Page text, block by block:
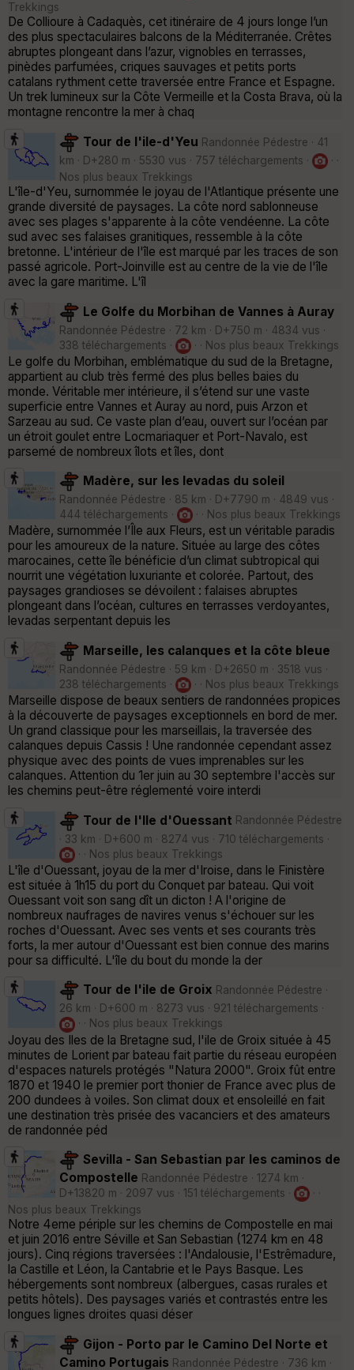
Trekkings
De Collioure à Cadaquès, cet itinéraire de 4 jours longe l’un
des plus spectaculaires balcons de la Méditerranée. Crêtes
abruptes plongeant dans l’azur, vignobles en terrasses,
pinèdes parfumées, criques sauvages et petits ports
catalans rythment cette traversée entre France et Espagne.
Un trek lumineux sur la Côte Vermeille et la Costa Brava, où la
montagne rencontre la mer à chaq
Tour de l'ile-d'Yeu Randonnée Pédestre · 41
km · D+280 m · 5530 vus · 757 téléchargements ·
· ·
Nos plus beaux Trekkings
L'île-d'Yeu, surnommée le joyau de l'Atlantique présente une
grande diversité de paysages. La côte nord sablonneuse
avec ses plages s'apparente à la côte vendéenne. La côte
sud avec ses falaises granitiques, ressemble à la côte
bretonne. L'intérieur de l'île est marqué par les traces de son
passé agricole. Port-Joinville est au centre de la vie de l'île
avec la gare maritime. L'îl
Le Golfe du Morbihan de Vannes à Auray
Randonnée Pédestre · 72 km · D+750 m · 4834 vus ·
338 téléchargements ·
· · Nos plus beaux Trekkings
Le golfe du Morbihan, emblématique du sud de la Bretagne,
appartient au club très fermé des plus belles baies du
monde. Véritable mer intérieure, il s’étend sur une vaste
superficie entre Vannes et Auray au nord, puis Arzon et
Sarzeau au sud. Ce vaste plan d’eau, ouvert sur l’océan par
un étroit goulet entre Locmariaquer et Port-Navalo, est
parsemé de nombreux îlots et îles, dont
Madère, sur les levadas du soleil
Randonnée Pédestre · 85 km · D+7790 m · 4849 vus ·
444 téléchargements ·
· · Nos plus beaux Trekkings
Madère, surnommée l’Île aux Fleurs, est un véritable paradis
pour les amoureux de la nature. Située au large des côtes
marocaines, cette île bénéficie d’un climat subtropical qui
nourrit une végétation luxuriante et colorée. Partout, des
paysages grandioses se dévoilent : falaises abruptes
plongeant dans l’océan, cultures en terrasses verdoyantes,
levadas serpentant depuis les
Marseille, les calanques et la côte bleue
Randonnée Pédestre · 59 km · D+2650 m · 3518 vus ·
238 téléchargements ·
· · Nos plus beaux Trekkings
Marseille dispose de beaux sentiers de randonnées propices
à la découverte de paysages exceptionnels en bord de mer.
Un grand classique pour les marseillais, la traversée des
calanques depuis Cassis ! Une randonnée cependant assez
physique avec des points de vues imprenables sur les
calanques. Attention du 1er juin au 30 septembre l'accès sur
les chemins peut-être réglementé voire interdi
Tour de l'Ile d'Ouessant Randonnée Pédestre
· 33 km · D+600 m · 8274 vus · 710 téléchargements ·
· · Nos plus beaux Trekkings
L'île d'Ouessant, joyau de la mer d'Iroise, dans le Finistère
est située à 1h15 du port du Conquet par bateau. Qui voit
Ouessant voit son sang dît un dicton ! A l'origine de
nombreux naufrages de navires venus s'échouer sur les
roches d'Ouessant. Avec ses vents et ses courants très
forts, la mer autour d'Ouessant est bien connue des marins
pour sa difficulté. L'île du bout du monde la der
Tour de l'ile de Groix Randonnée Pédestre ·
26 km · D+600 m · 8273 vus · 921 téléchargements ·
· · Nos plus beaux Trekkings
Joyau des Iles de la Bretagne sud, l'ile de Groix située à 45
minutes de Lorient par bateau fait partie du réseau européen
d'espaces naturels protégés "Natura 2000". Groix fût entre
1870 et 1940 le premier port thonier de France avec plus de
200 dundees à voiles. Son climat doux et ensoleillé en fait
une destination très prisée des vacanciers et des amateurs
de randonnée péd
Sevilla - San Sebastian par les caminos de
Compostelle Randonnée Pédestre · 1274 km ·
D+13820 m · 2097 vus · 151 téléchargements ·
· ·
Nos plus beaux Trekkings
Notre 4eme périple sur les chemins de Compostelle en mai
et juin 2016 entre Séville et San Sebastian (1274 km en 48
jours). Cinq régions traversées : l'Andalousie, l'Estrêmadure,
la Castille et Léon, la Cantabrie et le Pays Basque. Les
hébergements sont nombreux (albergues, casas rurales et
petits hôtels). Des paysages variés et contrastés entre les
longues lignes droites quasi déser
Gijon - Porto par le Camino Del Norte et
Camino Portugais Randonnée Pédestre · 736 km ·